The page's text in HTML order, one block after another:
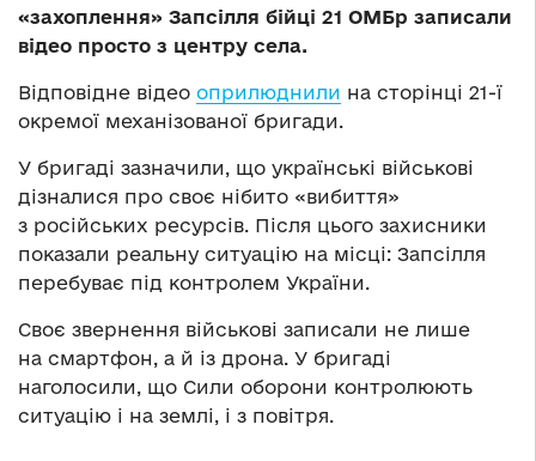
«захоплення» Запсілля бійці 21 ОМБр записали
відео просто з центру села.
Відповідне відео оприлюднили на сторінці 21-ї
окремої механізованої бригади.
У бригаді зазначили, що українські військові
дізналися про своє нібито «вибиття»
з російських ресурсів. Після цього захисники
показали реальну ситуацію на місці: Запсілля
перебуває під контролем України.
Своє звернення військові записали не лише
на смартфон, а й із дрона. У бригаді
наголосили, що Сили оборони контролюють
ситуацію і на землі, і з повітря.